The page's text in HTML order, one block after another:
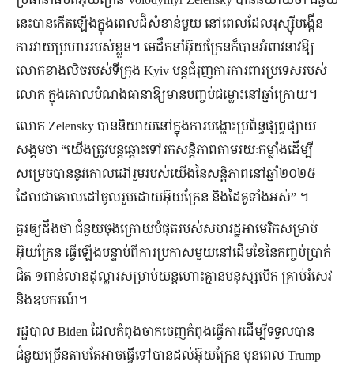
នេះបានកើតឡើងក្នុងពេលដ៏សំខាន់មួយ នៅពេលដែលរុស្ស៊ីបង្កើន
ការវាយប្រហាររបស់ខ្លួន។ មេដឹកនាំអ៊ុយក្រែនក៏បានអំពាវនាវឱ្យ
លោកខាងលិចរបស់ទីក្រុង Kyiv បន្តជំរុញការការពារប្រទេសរបស់
លោក ក្នុងគោលបំណងធានាឱ្យមានបញ្ចប់ជម្លោះនៅឆ្នាំក្រោយ។
លោក Zelensky បាននិយាយនៅក្នុងការបង្ហោះប្រព័ន្ធផ្សព្វផ្សាយ
សង្គមថា “យើងត្រូវបន្តឆ្ពោះទៅរកសន្តិភាពតាមរយៈកម្លាំងដើម្បី
សម្រេចបាននូវគោលដៅរួមរបស់យើងនៃសន្តិភាពនៅឆ្នាំ២០២៥
ដែលជាគោលដៅចូលរួមដោយអ៊ុយក្រែន និងដៃគូទាំងអស់” ។
គួរឲ្យដឹងថា ជំនួយចុងក្រោយបំផុតរបស់សហរដ្ឋអាមេរិកសម្រាប់
អ៊ុយក្រែន ធ្វើឡើងបន្ទាប់ពីការប្រកាសមួយនៅដើមខែនៃកញ្ចប់ប្រាក់
ជិត ១ពាន់លានដុល្លារសម្រាប់យន្តហោះគ្មានមនុស្សបើក គ្រាប់រំសេវ
និងឧបករណ៍។
រដ្ឋបាល Biden ដែលកំពុងចាកចេញកំពុងធ្វើការដើម្បីទទួលបាន
ជំនួយច្រើនតាមតែអាចធ្វើទៅបានដល់អ៊ុយក្រែន មុនពេល Trump